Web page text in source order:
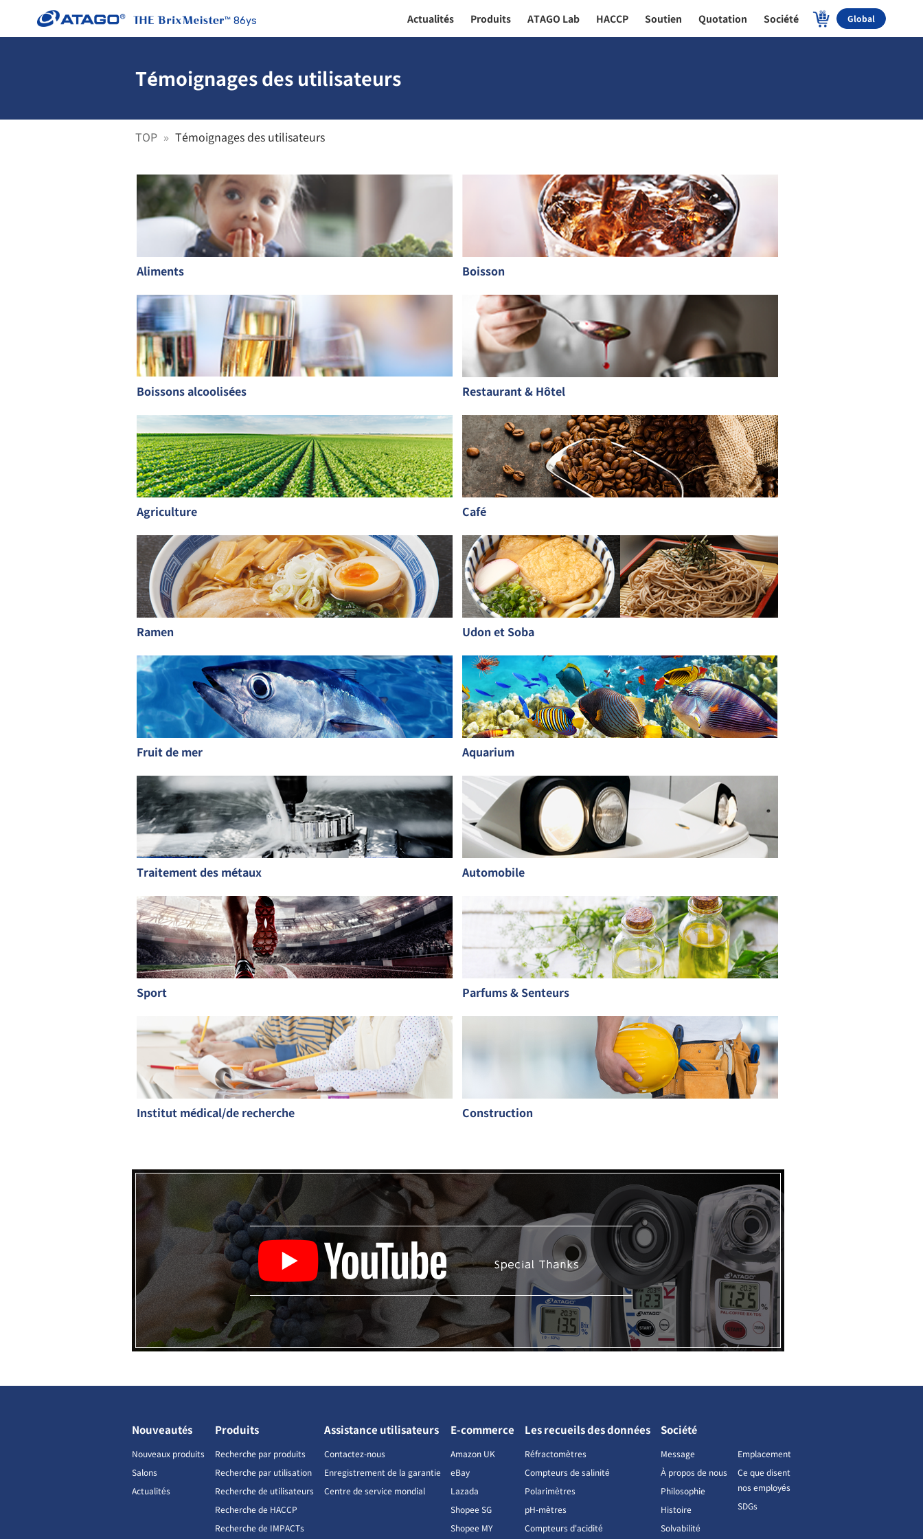
86ys Actualités Produits ATAGO Lab HACCP Soutien Quotation Société Global
Témoignages des utilisateurs
TOP Témoignages des utilisateurs
Aliments Boisson
Boissons alcoolisées Restaurant & Hôtel
Agriculture Café
Ramen Udon et Soba
Fruit de mer Aquarium
Traitement des métaux Automobile
Sport Parfums & Senteurs
Institut médical/de recherche Construction
Nouveautés
Nouveaux produits
Salons
Actualités
Produits
Recherche par produits
Recherche par utilisation
Recherche de utilisateurs
Recherche de HACCP
Recherche de IMPACTs
Assistance utilisateurs
Contactez-nous
Enregistrement de la garantie
Centre de service mondial
E-commerce
Amazon UK
eBay
Lazada
Shopee SG
Shopee MY
Les recueils des données
Réfractomètres
Compteurs de salinité
Polarimètres
pH-mètres
Compteurs d'acidité
Société
Message
À propos de nous
Philosophie
Histoire
Solvabilité
Emplacement
Ce que disent
nos employés
SDGs